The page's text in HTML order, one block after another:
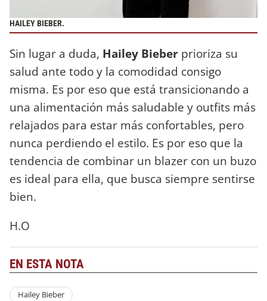
HAILEY BIEBER.
Sin lugar a duda, Hailey Bieber prioriza su
salud ante todo y la comodidad consigo
misma. Es por eso que está transicionando a
una alimentación más saludable y outfits más
relajados para estar más confortables, pero
nunca perdiendo el estilo. Es por eso que la
tendencia de combinar un blazer con un buzo
es ideal para ella, que busca siempre sentirse
bien.
H.O
EN ESTA NOTA
Hailey Bieber